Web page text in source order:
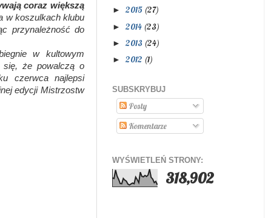
coraz większą
w koszulkach klubu
przynależność do
w kultowym
się, że powalczą o
czerwca najlepsi
edycji Mistrzostw
► 2015 (27)
► 2014 (23)
► 2013 (24)
► 2012 (1)
SUBSKRYBUJ
Posty
Komentarze
WYŚWIETLEŃ STRONY:
318,902